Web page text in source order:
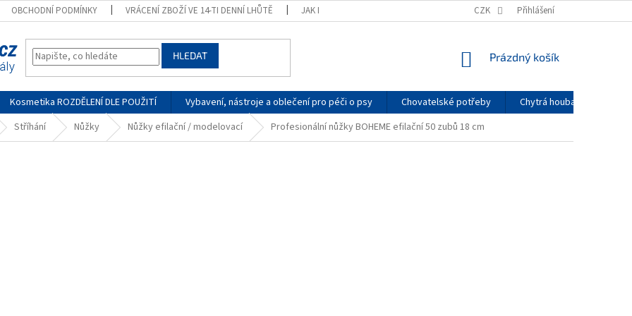
OBCHODNÍ PODMÍNKY VRÁCENÍ ZBOŽÍ VE 14-TI DENNÍ LHŮTĚ JAK NAKUPOVAT PODMÍNKY OCHRANY OSOBNÍCH ÚDAJŮ
CZK Přihlášení
HLEDAT
NÁKUPNÍ
Prázdný košík
Kosmetika ROZDĚLENÍ DLE POUŽITÍ Vybavení, nástroje a oblečení pro péči o psy Chovatelské potřeby Chytrá houba
Stříhání
Nůžky Nůžky efilační / modelovací Profesionální nůžky BOHEME efilační 50 zubů 18 cm